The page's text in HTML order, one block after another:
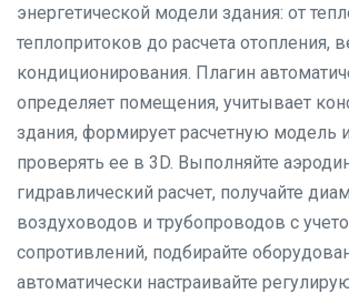
энергетической модели здания: от
теплопритоков до расчета отопления,
кондиционирования. Плагин
определяет помещения, учитывает
здания, формирует расчетную модель
проверять ее в 3D. Выполняйте
гидравлический расчет, получайте
воздуховодов и трубопроводов с
сопротивлений, подбирайте
автоматически настраивайте